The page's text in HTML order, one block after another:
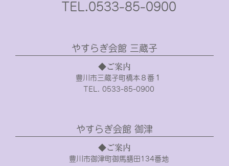
TEL.0533-85-0900
やすらぎ会館 三蔵子
◆ご案内
豊川市三蔵子町橋本８番１
TEL. 0533-85-0900
やすらぎ会館 御津
◆ご案内
豊川市御津町御馬膳田134番地